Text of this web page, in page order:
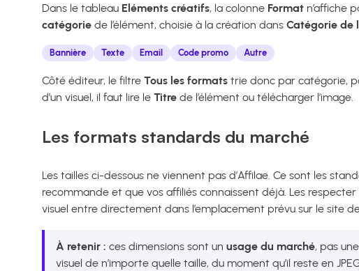
Dans le tableau Eléments créatifs, la colonne Format n’affiche
catégorie de l’élément, choisie à la création dans Catégorie de
Bannière Texte Email Code promo Autre
Côté éditeur, le filtre Tous les formats trie donc par catégorie,
d’un visuel, il faut lire le Titre de l’élément ou télécharger l’image.
Les formats standards du marché
Les tailles ci-dessous ne viennent pas d’Affilae. Ce sont les
recommande et que vos affiliés connaissent déjà. Les
visuel entre directement dans l’emplacement prévu sur le site
À retenir : ces dimensions sont un usage du marché, pas
visuel de n’importe quelle taille, du moment qu’il reste en